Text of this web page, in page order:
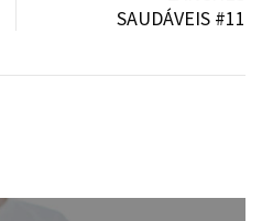
SAUDÁVEIS #11